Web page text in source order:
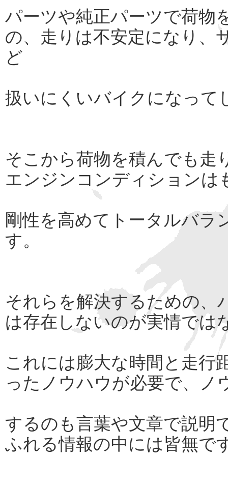
パーツや純正パーツで荷物
の、走りは不安定になり、
ど
扱いにくいバイクになって
そこから荷物を積んでも走
エンジンコンディションは
剛性を高めてトータルバラ
す。
それらを解決するための、
は存在しないのが実情では
これには膨大な時間と走行
ったノウハウが必要で、ノ
するのも言葉や文章で説明
ふれる情報の中には皆無で